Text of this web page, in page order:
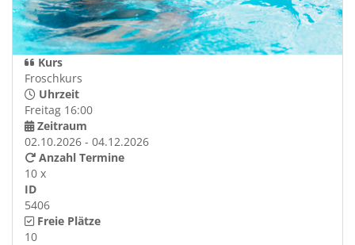
Kurs
Froschkurs
Uhrzeit
Freitag 16:00
Zeitraum
02.10.2026 - 04.12.2026
Anzahl Termine
10 x
ID
5406
Freie Plätze
10